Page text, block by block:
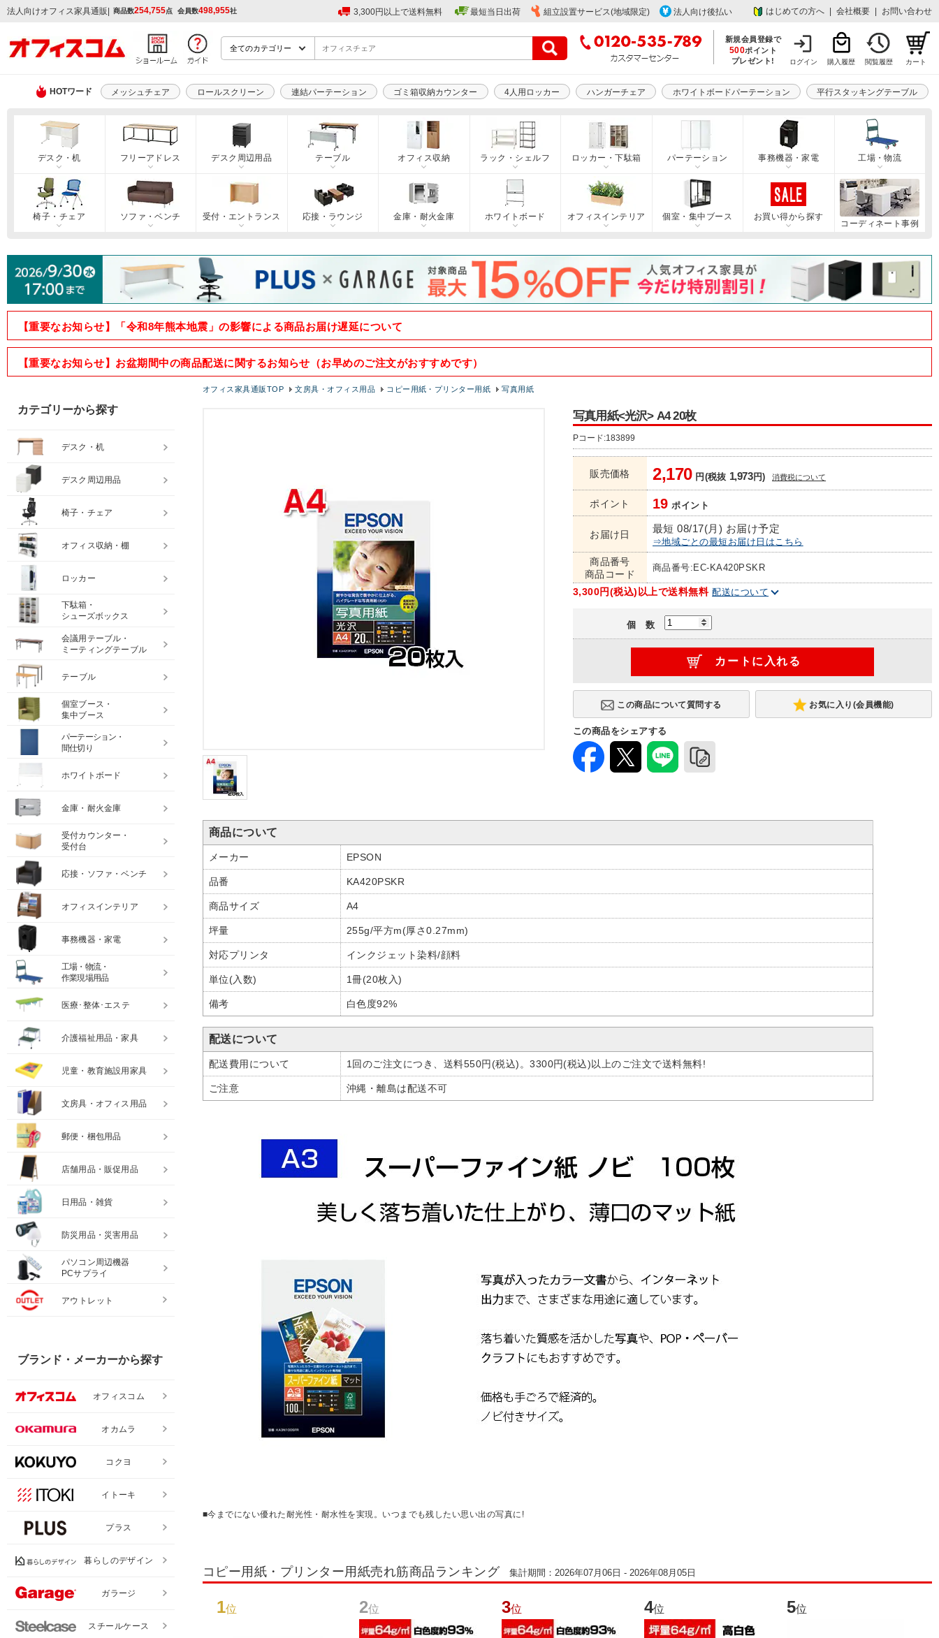
法人向けオフィス家具通販 | 商品数254,755点 会員数498,955社 3,300円以上で送料無料 最短当日出荷 組立設置サービス(地域限定) 法人向け後払い はじめての方へ 会社概要 お問い合わせ
新規会員登録で
500ポイント
プレゼント!
ログイン 購入履歴 閲覧履歴 カート
HOTワード メッシュチェア ロールスクリーン 連結パーテーション ゴミ箱収納カウンター 4人用ロッカー ハンガーチェア ホワイトボードパーテーション 平行スタッキングテーブル
デスク・机 フリーアドレス デスク周辺用品 テーブル オフィス収納 ラック・シェルフ ロッカー・下駄箱 パーテーション 事務機器・家電 工場・物流
椅子・チェア ソファ・ベンチ 受付・エントランス 応接・ラウンジ 金庫・耐火金庫 ホワイトボード オフィスインテリア 個室・集中ブース
お買い得から探す
コーディネート事例
【重要なお知らせ】「令和8年熊本地震」の影響による商品お届け遅延について
【重要なお知らせ】お盆期間中の商品配送に関するお知らせ（お早めのご注文がおすすめです）
オフィス家具通販TOP 文房具・オフィス用品 コピー用紙・プリンター用紙 写真用紙
写真用紙<光沢> A4 20枚
Pコード:183899
販売価格 2,170 円(税抜 1,973円) 消費税について
ポイント 19 ポイント
お届け日 最短 08/17(月) お届け予定
⇒地域ごとの最短お届け日はこちら
商品番号
商品コード
商品番号:EC-KA420PSKR
3,300円(税込)以上で送料無料 配送について
個 数
お気に入り(会員機能)
この商品をシェアする
商品について
メーカー EPSON
品番 KA420PSKR
商品サイズ A4
坪量 255g/平方m(厚さ0.27mm)
対応プリンタ インクジェット染料/顔料
単位(入数) 1冊(20枚入)
備考 白色度92%
配送について
配送費用について 1回のご注文につき、送料550円(税込)。3300円(税込)以上のご注文で送料無料!
ご注意 沖縄・離島は配送不可
■今までにない優れた耐光性・耐水性を実現。いつまでも残したい思い出の写真に!
コピー用紙・プリンター用紙売れ筋商品ランキング 集計期間：2026年07月06日 - 2026年08月05日
1位 2位 3位 4位 5位
カテゴリーから探す
デスク・机
デスク周辺用品
椅子・チェア
オフィス収納・棚
ロッカー
下駄箱・
シューズボックス
会議用テーブル・
ミーティングテーブル
テーブル
個室ブース・
集中ブース
パーテーション・
間仕切り
ホワイトボード
金庫・耐火金庫
受付カウンター・
受付台
応接・ソファ・ベンチ
オフィスインテリア
事務機器・家電
工場・物流・
作業現場用品
医療･整体･エステ
介護福祉用品・家具
児童・教育施設用家具
文房具・オフィス用品
郵便・梱包用品
店舗用品・販促用品
日用品・雑貨
防災用品・災害用品
パソコン周辺機器
PCサプライ
アウトレット
ブランド・メーカーから探す
オフィスコム
オカムラ
コクヨ
イトーキ
プラス
暮らしのデザイン
ガラージ
スチールケース